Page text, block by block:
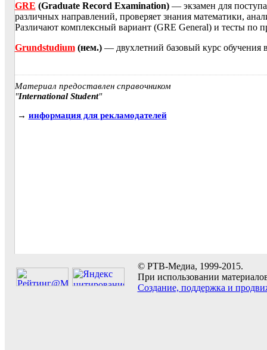
GRE (Graduate Record Examination)— экзамен для
различных направлений, проверяет знания математики,
Различают комплексный вариант (GRE General) и тесты по
Grundstudium (нем.)— двухлетний базовый курс обучения
Материал предоставлен справочником
"International Student"
→ информация для рекламодателей
© РТВ-Медиа, 1999-2015.
При использовании
Создание, поддержка и